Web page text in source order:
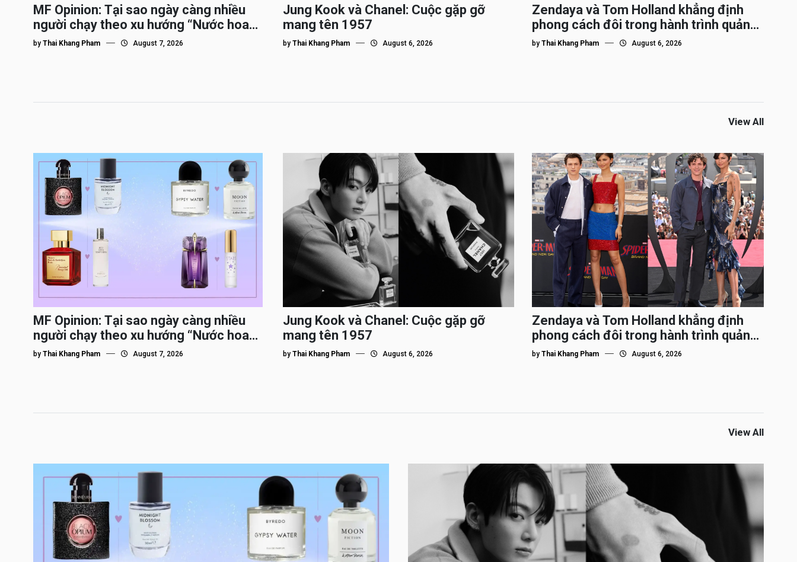
MF Opinion: Tại sao ngày càng nhiều
người chạy theo xu hướng “Nước hoa
Dupe”?
by Thai Khang Pham August 7, 2026
Jung Kook và Chanel: Cuộc gặp gỡ
mang tên 1957
by Thai Khang Pham August 6, 2026
Zendaya và Tom Holland khẳng định
phong cách đôi trong hành trình quảng
bá Spider-Man
byThai Khang Pham August 6, 2026
View All
MF Opinion: Tại sao ngày càng nhiều
người chạy theo xu hướng “Nước hoa
Dupe”?
by Thai Khang Pham August 7, 2026
Jung Kook và Chanel: Cuộc gặp gỡ
mang tên 1957
by Thai Khang Pham August 6, 2026
Zendaya và Tom Holland khẳng định
phong cách đôi trong hành trình quảng
bá Spider-Man
byThai Khang Pham August 6, 2026
View All